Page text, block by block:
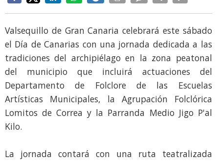
Valsequillo de Gran Canaria celebrará este sábado
el Día de Canarias con una jornada dedicada a las
tradiciones del archipiélago en la zona peatonal
del municipio que incluirá actuaciones del
Departamento de Folclore de las Escuelas
Artísticas Municipales, la Agrupación Folclórica
Lomitos de Correa y la Parranda Medio Jigo P'al
Kilo.
La jornada contará con una ruta teatralizada